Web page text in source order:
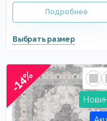
-14%